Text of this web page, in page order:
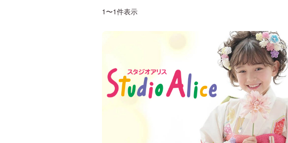
1〜1件表示